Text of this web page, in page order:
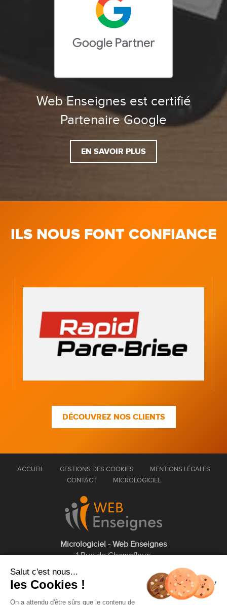
Web Enseignes est certifié
Partenaire Google
EN SAVOIR PLUS
ILS NOUS FONT CONFIANCE
DÉCOUVREZ NOS CLIENTS
ACCUEIL GESTIONS DES COOKIES
MENTIONS LÉGALES
CONTACT
MICROLOGICIEL
Micrologiciel - Web Enseignes
1 Rue de Champfleuri
01 75 43 63 60
Salut c'est nous...
les Cookies !
On a attendu d'être sûrs que le contenu de